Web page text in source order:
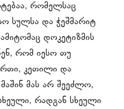
რომელსაც
სულსა და ჭეშმარიტ
დოკეტიზმის
რომ იესო თუ
კეთილი და
მას არ შეეძლო,
რადგან სხეული